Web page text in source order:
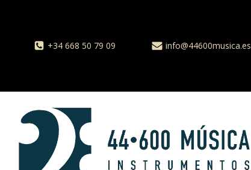
+34 668 50 79 09 info@44600musica.es